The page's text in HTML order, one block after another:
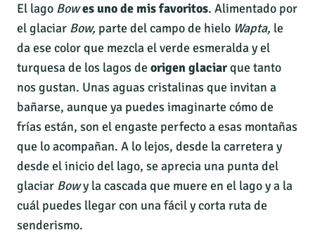
El lago Bowes uno de mis favoritos. Alimentado por
el glaciar Bow, parte del campo de hielo Wapta, le
da ese color que mezcla el verde esmeralda y el
turquesa de los lagos de origen glaciarque tanto
nos gustan. Unas aguas cristalinas que invitan a
bañarse, aunque ya puedes imaginarte cómo de
frías están, son el engaste perfecto a esas montañas
que lo acompañan. A lo lejos, desde la carretera y
desde el inicio del lago, se aprecia una punta del
glaciar Bowy la cascada que muere en el lago y a la
cuál puedes llegar con una fácil y corta ruta de
senderismo.